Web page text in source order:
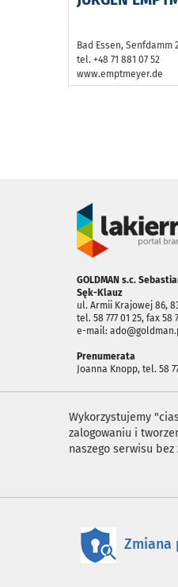
Bad Essen, Senfdamm
tel. +48 71 881 07 52
www.emptmeyer.de
GOLDMAN s.c.
Sęk-Klauz
ul. Armii Krajowej 86,
tel. 58 777 01 25, fax 58
e-mail:
Prenumerata
Joanna Knopp, tel. 58
Wykorzystujemy
zalogowaniu i
naszego serwisu